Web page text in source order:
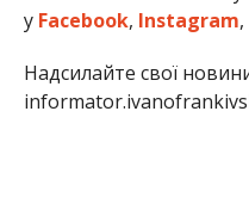
уFacebook, Instagram,
Надсилайте свої